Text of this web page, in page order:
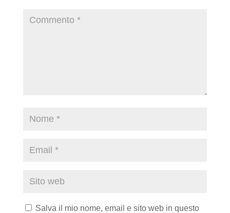
Salva il mio nome, email e sito web in questo